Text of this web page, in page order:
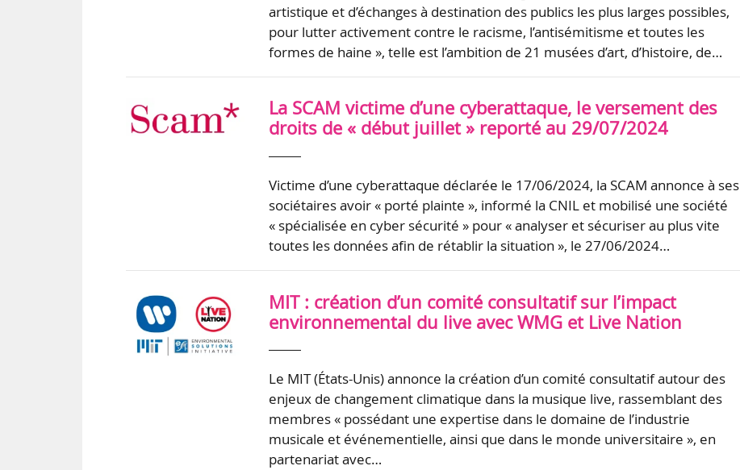
artistique et d’échanges à destination des publics les plus larges possibles,
pour lutter activement contre le racisme, l’antisémitisme et toutes les
formes de haine », telle est l’ambition de 21 musées d’art, d’histoire, de…
La SCAM victime d’une cyberattaque, le versement des
droits de « début juillet » reporté au 29/07/2024
Victime d’une cyberattaque déclarée le 17/06/2024, la SCAM annonce à ses
sociétaires avoir « porté plainte », informé la CNIL et mobilisé une société
« spécialisée en cyber sécurité » pour « analyser et sécuriser au plus vite
toutes les données afin de rétablir la situation », le 27/06/2024…
MIT : création d’un comité consultatif sur l’impact
environnemental du live avec WMG et Live Nation
Le MIT (États-Unis) annonce la création d’un comité consultatif autour des
enjeux de changement climatique dans la musique live, rassemblant des
membres « possédant une expertise dans le domaine de l’industrie
musicale et événementielle, ainsi que dans le monde universitaire », en
partenariat avec…